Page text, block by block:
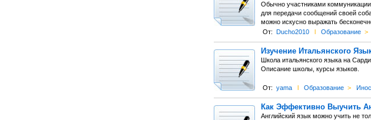
Обычно участниками
для передачи сообщений своей
можно искусно выражать
От: Ducho2010 l Образование >
Изучение Итальянского
Школа итальянского языка на
Описание школы, курсы языков.
От: yama l Образование >
Как Эффективно Выучить
Английский язык можно учить не